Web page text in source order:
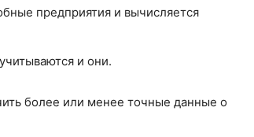
предприятия и вычисляется
и они.
более или менее точные данные о